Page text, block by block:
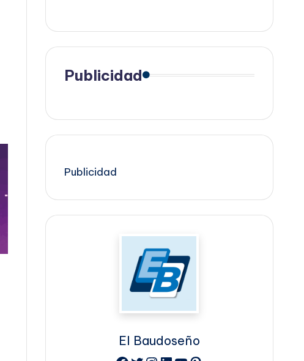
Publicidad
Publicidad
El Baudoseño